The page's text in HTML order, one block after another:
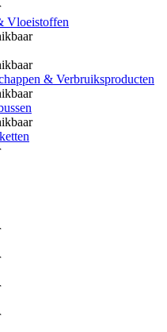
Vloeistoffen
& Verbruiksproducten